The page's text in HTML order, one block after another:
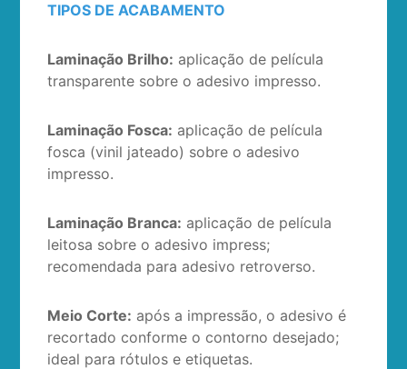
TIPOS DE ACABAMENTO
Laminação Brilho: aplicação de película
transparente sobre o adesivo impresso.
Laminação Fosca: aplicação de película
fosca (vinil jateado) sobre o adesivo
impresso.
Laminação Branca: aplicação de película
leitosa sobre o adesivo impress;
recomendada para adesivo retroverso.
Meio Corte: após a impressão, o adesivo é
recortado conforme o contorno desejado;
ideal para rótulos e etiquetas.